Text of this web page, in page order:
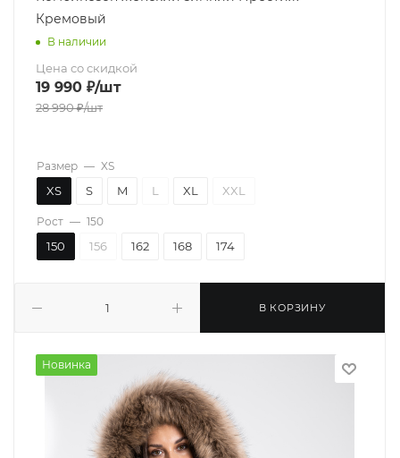
Кремовый
В наличии
Цена со скидкой
19 990 ₽/шт
28 990₽/шт
В КОРЗИНУ
Размер — XS
XS S M L XL XXL
Рост — 150
150 156 162 168 174
Новинка